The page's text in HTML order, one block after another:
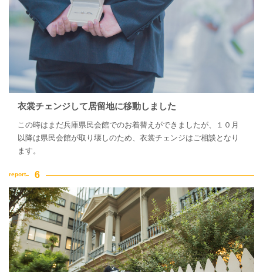
衣裳チェンジして居留地に移動しました
この時はまだ兵庫県民会館でのお着替えができましたが、１０月
以降は県民会館が取り壊しのため、衣裳チェンジはご相談となり
ます。